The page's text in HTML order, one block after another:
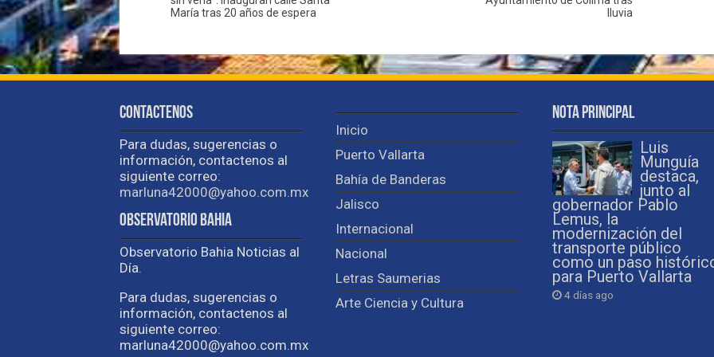
María tras 20 años de espera
lluvia
Contactenos
Para dudas, sugerencias o
información, contactenos al
siguiente correo:
marluna42000@yahoo.com.mx
Observatorio Bahia
Observatorio Bahia Noticias al
Día.
Para dudas, sugerencias o
información, contactenos al
siguiente correo:
marluna42000@yahoo.com.mx
Inicio
Puerto Vallarta
Bahía de Banderas
Jalisco
Internacional
Nacional
Letras Saumerias
Arte Ciencia y Cultura
Nota Principal
Luis
Munguía
destaca,
junto al
gobernador Pablo
Lemus, la
modernización del
transporte público
como un paso
para Puerto Vallarta
4 días ago